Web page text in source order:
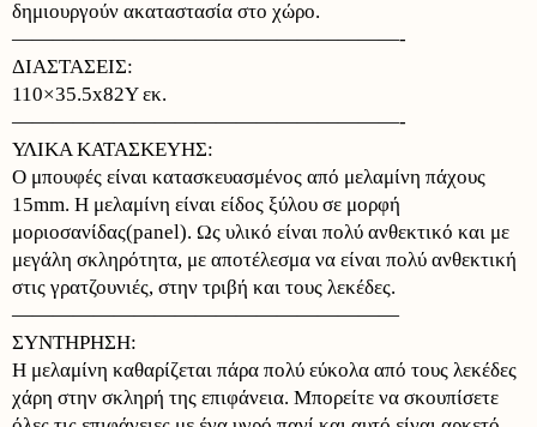
δημιουργούν ακαταστασία στο χώρο.
———————————————————-
ΔΙΑΣΤΑΣΕΙΣ:
110×35.5x82Y εκ.
———————————————————-
ΥΛΙΚΑ ΚΑΤΑΣΚΕΥΗΣ:
Ο μπουφές είναι κατασκευασμένος από μελαμίνη πάχους
15mm. Η μελαμίνη είναι είδος ξύλου σε μορφή
μοριοσανίδας(panel). Ως υλικό είναι πολύ ανθεκτικό και με
μεγάλη σκληρότητα, με αποτέλεσμα να είναι πολύ ανθεκτική
στις γρατζουνιές, στην τριβή και τους λεκέδες.
———————————————————
ΣΥΝΤΗΡΗΣΗ:
Η μελαμίνη καθαρίζεται πάρα πολύ εύκολα από τους λεκέδες
χάρη στην σκληρή της επιφάνεια. Μπορείτε να σκουπίσετε